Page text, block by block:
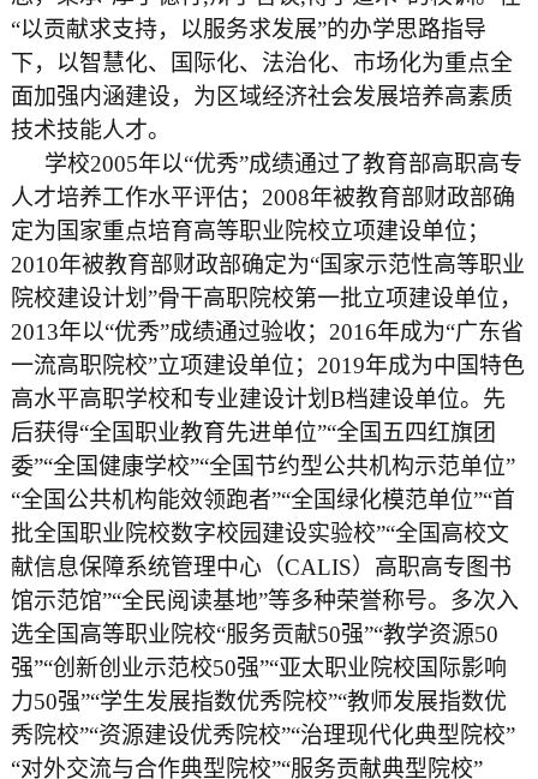
“以贡献求支持，以服务求发展”的办学思路指导
下，以智慧化、国际化、法治化、市场化为重点全
面加强内涵建设，为区域经济社会发展培养高素质
技术技能人才。
学校2005年以“优秀”成绩通过了教育部高职高专
人才培养工作水平评估；2008年被教育部财政部确
定为国家重点培育高等职业院校立项建设单位；
2010年被教育部财政部确定为“国家示范性高等职业
院校建设计划”骨干高职院校第一批立项建设单位，
2013年以“优秀”成绩通过验收；2016年成为“广东省
一流高职院校”立项建设单位；2019年成为中国特色
高水平高职学校和专业建设计划B档建设单位。先
后获得“全国职业教育先进单位”“全国五四红旗团
委”“全国健康学校”“全国节约型公共机构示范单位”
“全国公共机构能效领跑者”“全国绿化模范单位”“首
批全国职业院校数字校园建设实验校”“全国高校文
献信息保障系统管理中心（CALIS）高职高专图书
馆示范馆”“全民阅读基地”等多种荣誉称号。多次入
选全国高等职业院校“服务贡献50强”“教学资源50
强”“创新创业示范校50强”“亚太职业院校国际影响
力50强”“学生发展指数优秀院校”“教师发展指数优
秀院校”“资源建设优秀院校”“治理现代化典型院校”
“对外交流与合作典型院校”“服务贡献典型院校”